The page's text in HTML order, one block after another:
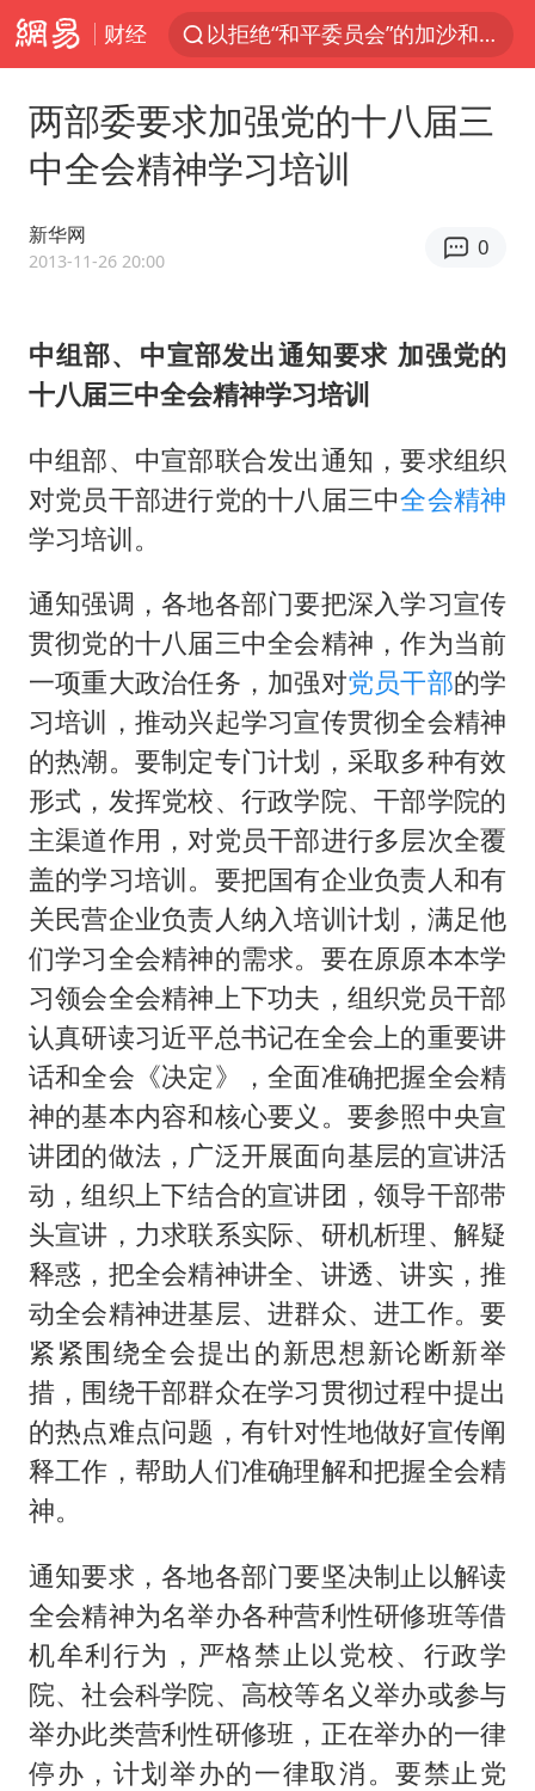
财经
以拒绝“和平委员会”的加沙和平计划
独闯南太行的失联女生最后轨迹已确认
美将每月供乌爱国者拦截导弹
央视新主播李秋莹母校发文祝贺
国足U17与阿森纳决赛取消 并列冠军
上海全力守护市民“菜篮子”
暑期研学游升温 在旅途中增长知识
BLG经理辟谣Bin离队
总书记点赞的非遗苗绣焕发新生机
两部委要求加强党的十八届三
中全会精神学习培训
新华网
2013-11-26 20:00
0
中组部、中宣部发出通知要求 加强党的
十八届三中全会精神学习培训
中组部、中宣部联合发出通知，要求组织
对党员干部进行党的十八届三中全会精神
学习培训。
通知强调，各地各部门要把深入学习宣传
贯彻党的十八届三中全会精神，作为当前
一项重大政治任务，加强对党员干部的学
习培训，推动兴起学习宣传贯彻全会精神
的热潮。要制定专门计划，采取多种有效
形式，发挥党校、行政学院、干部学院的
主渠道作用，对党员干部进行多层次全覆
盖的学习培训。要把国有企业负责人和有
关民营企业负责人纳入培训计划，满足他
们学习全会精神的需求。要在原原本本学
习领会全会精神上下功夫，组织党员干部
认真研读习近平总书记在全会上的重要讲
话和全会《决定》，全面准确把握全会精
神的基本内容和核心要义。要参照中央宣
讲团的做法，广泛开展面向基层的宣讲活
动，组织上下结合的宣讲团，领导干部带
头宣讲，力求联系实际、研机析理、解疑
释惑，把全会精神讲全、讲透、讲实，推
动全会精神进基层、进群众、进工作。要
紧紧围绕全会提出的新思想新论断新举
措，围绕干部群众在学习贯彻过程中提出
的热点难点问题，有针对性地做好宣传阐
释工作，帮助人们准确理解和把握全会精
神。
通知要求，各地各部门要坚决制止以解读
全会精神为名举办各种营利性研修班等借
机牟利行为，严格禁止以党校、行政学
院、社会科学院、高校等名义举办或参与
举办此类营利性研修班，正在举办的一律
停办，计划举办的一律取消。要禁止党